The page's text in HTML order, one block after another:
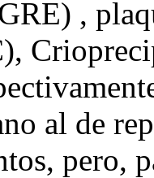
,
al de
pero,